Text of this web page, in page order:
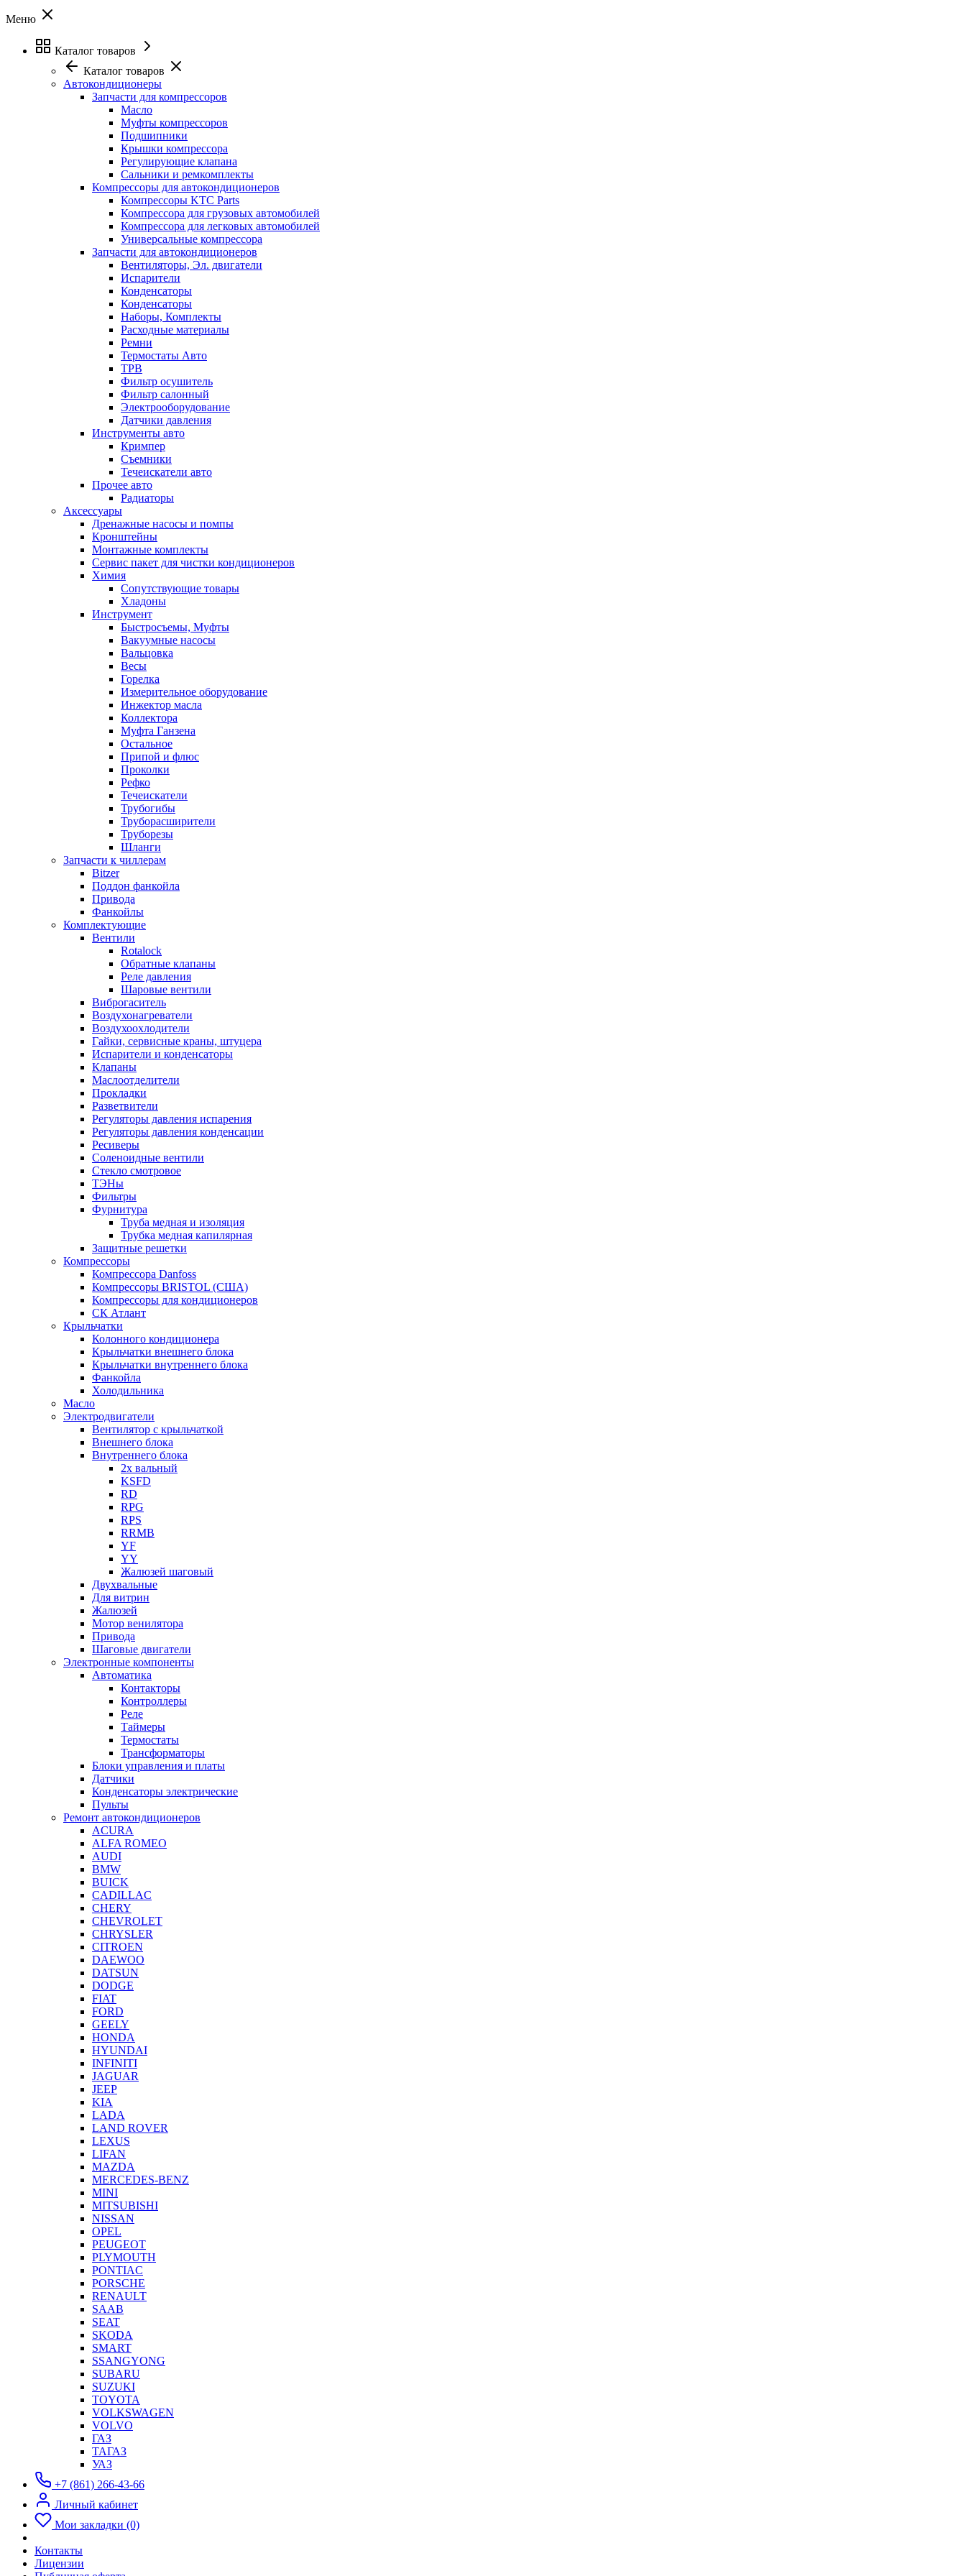
Меню
Каталог товаров
Каталог товаров
Автокондиционеры
Запчасти для компрессоров
Масло
Муфты компрессоров
Подшипники
Крышки компрессора
Регулирующие клапана
Сальники и ремкомплекты
Компрессоры для автокондиционеров
Компрессоры KTC Parts
Компрессора для грузовых автомобилей
Компрессора для легковых автомобилей
Универсальные компрессора
Запчасти для автокондиционеров
Вентиляторы, Эл. двигатели
Испарители
Конденсаторы
Конденсаторы
Наборы, Комплекты
Расходные материалы
Ремни
Термостаты Авто
ТРВ
Фильтр осушитель
Фильтр салонный
Электрооборудование
Датчики давления
Инструменты авто
Кримпер
Съемники
Течеискатели авто
Прочее авто
Радиаторы
Аксессуары
Дренажные насосы и помпы
Кронштейны
Монтажные комплекты
Сервис пакет для чистки кондиционеров
Химия
Сопутствующие товары
Хладоны
Инструмент
Быстросъемы, Муфты
Вакуумные насосы
Вальцовка
Весы
Горелка
Измерительное оборудование
Инжектор масла
Коллектора
Муфта Ганзена
Остальное
Припой и флюс
Проколки
Рефко
Течеискатели
Трубогибы
Труборасширители
Труборезы
Шланги
Запчасти к чиллерам
Bitzer
Поддон фанкойла
Привода
Фанкойлы
Комплектующие
Вентили
Rotalock
Обратные клапаны
Реле давления
Шаровые вентили
Виброгаситель
Воздухонагреватели
Воздухоохлодители
Гайки, сервисные краны, штуцера
Испарители и конденсаторы
Клапаны
Маслоотделители
Прокладки
Разветвители
Регуляторы давления испарения
Регуляторы давления конденсации
Ресиверы
Соленоидные вентили
Стекло смотровое
ТЭНы
Фильтры
Фурнитура
Труба медная и изоляция
Трубка медная капилярная
Защитные решетки
Компрессоры
Компрессора Danfoss
Компрессоры BRISTOL (США)
Компрессоры для кондиционеров
СК Атлант
Крыльчатки
Колонного кондиционера
Крыльчатки внешнего блока
Крыльчатки внутреннего блока
Фанкойла
Холодильника
Масло
Электродвигатели
Вентилятор с крыльчаткой
Внешнего блока
Внутреннего блока
2х вальный
KSFD
RD
RPG
RPS
RRMB
YF
YY
Жалюзей шаговый
Двухвальные
Для витрин
Жалюзей
Мотор венилятора
Привода
Шаговые двигатели
Электронные компоненты
Автоматика
Контакторы
Контроллеры
Реле
Таймеры
Термостаты
Трансформаторы
Блоки управления и платы
Датчики
Конденсаторы электрические
Пульты
Ремонт автокондиционеров
ACURA
ALFA ROMEO
AUDI
BMW
BUICK
CADILLAC
CHERY
CHEVROLET
CHRYSLER
CITROEN
DAEWOO
DATSUN
DODGE
FIAT
FORD
GEELY
HONDA
HYUNDAI
INFINITI
JAGUAR
JEEP
KIA
LADA
LAND ROVER
LEXUS
LIFAN
MAZDA
MERCEDES-BENZ
MINI
MITSUBISHI
NISSAN
OPEL
PEUGEOT
PLYMOUTH
PONTIAC
PORSCHE
RENAULT
SAAB
SEAT
SKODA
SMART
SSANGYONG
SUBARU
SUZUKI
TOYOTA
VOLKSWAGEN
VOLVO
ГАЗ
ТАГАЗ
УАЗ
+7 (861) 266-43-66
Личный кабинет
Мои закладки (0)
Контакты
Лицензии